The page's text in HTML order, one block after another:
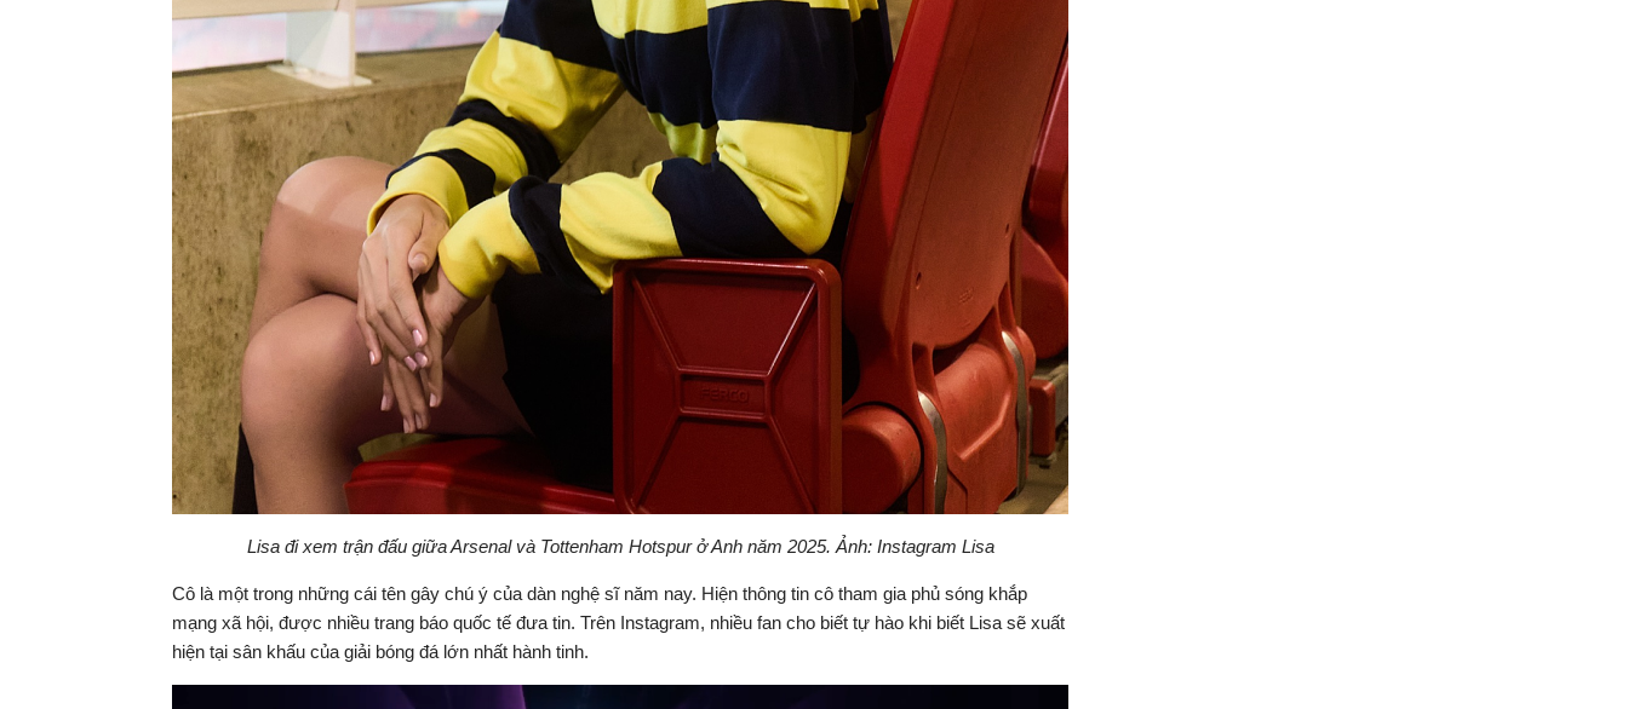
Lisa đi xem trận đấu giữa Arsenal và Tottenham Hotspur ở Anh năm 2025. Ảnh: Instagram Lisa
Cô là một trong những cái tên gây chú ý của dàn nghệ sĩ năm nay. Hiện thông tin cô tham gia phủ sóng khắp
mạng xã hội, được nhiều trang báo quốc tế đưa tin. Trên Instagram, nhiều fan cho biết tự hào khi biết Lisa sẽ xuất
hiện tại sân khấu của giải bóng đá lớn nhất hành tinh.